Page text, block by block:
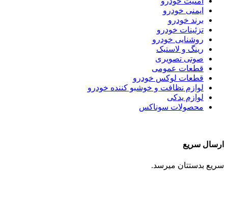
ایمنی خودرو
برند خودرو
تزئینات خودرو
روشنایی خودرو
رینگ و لاستیک
صوتی تصویری
قطعات عمومی
قطعات لوکس خودرو
لوازم نظافت و خوشبو کننده خودرو
لوازم یدکی
محصولات سوناکس
ارسال سریع
سریع بدستتان میرسد.